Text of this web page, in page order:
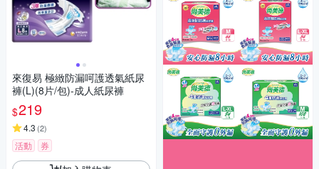
來復易 極緻防漏呵護透氣紙尿
褲(L)(8片/包)-成人紙尿褲
$219
4.3 (2)
活動 券